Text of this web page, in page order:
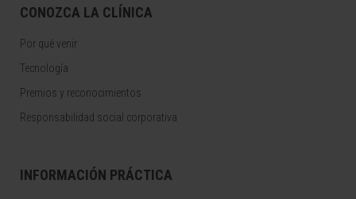
CONOZCA LA CLÍNICA
Por qué venir
Tecnología
Premios y reconocimientos
Responsabilidad social corporativa
INFORMACIÓN PRÁCTICA